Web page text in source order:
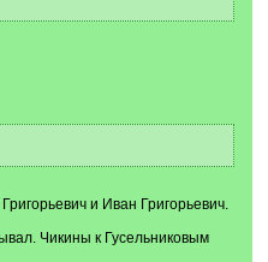
и Иван Григорьевич.
Чикины к Гусельниковым